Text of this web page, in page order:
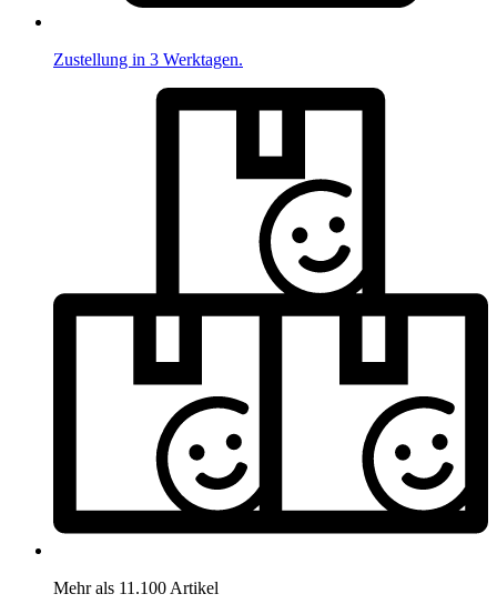
Zustellung in 3 Werktagen.
Mehr als 11.100 Artikel